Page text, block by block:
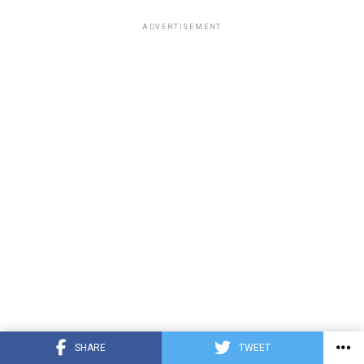
SHARE TWEET
ADVERTISEMENT